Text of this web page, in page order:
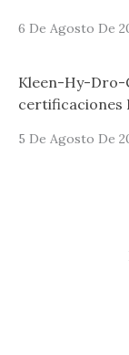
6 De Agosto De
Kleen-Hy-Dro-
certificaciones
5 De Agosto De